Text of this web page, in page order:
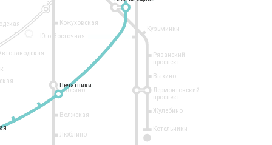
14
Кузьминки
Рязанский
проспект
Выхино
Лермонтовский
проспект
Жулебино
Котельники
Кожуховская
Печатники
Волжская
Люблино
Косино
Юго-Восточная
Печатники